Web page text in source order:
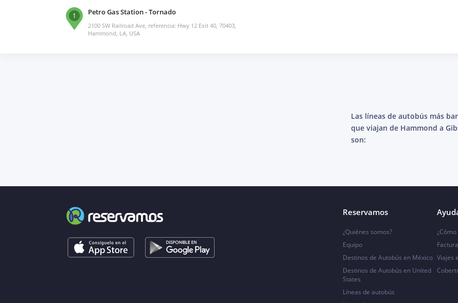
1 Petro Gas Station - Tornado
2100 SW Railroad Ave, referencia: Hwy 12 Exit 40, 70403,
Hammond, LA, USA
Las líneas de autobús más
que viajan de Hammond a
son:
Reservamos
¿Quiénes somos?
Equipo
Destinos de Autobús en México
Destinos de Autobús en United
States
Líneas de autobús
Viajes